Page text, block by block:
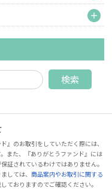
』のお取引をしていただく際には、
また、『ありがとうファンド』には
証されているわけではありません。
ましては、商品案内やお取引に関する
ておりますのでご確認ください。